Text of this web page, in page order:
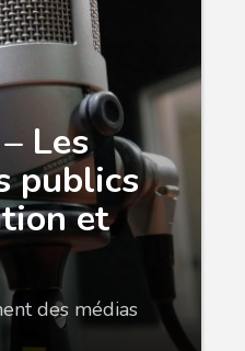
Les
publics
et
des médias